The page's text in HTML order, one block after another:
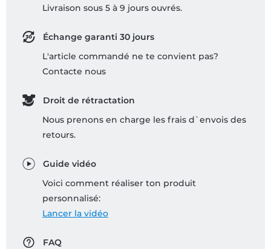
Livraison sous 5 à 9 jours ouvrés.
Échange garanti 30 jours
L'article commandé ne te convient pas?
Contacte nous
Droit de rétractation
Nous prenons en charge les frais d`envois des
retours.
Guide vidéo
Voici comment réaliser ton produit
personnalisé:
Lancer la vidéo
FAQ